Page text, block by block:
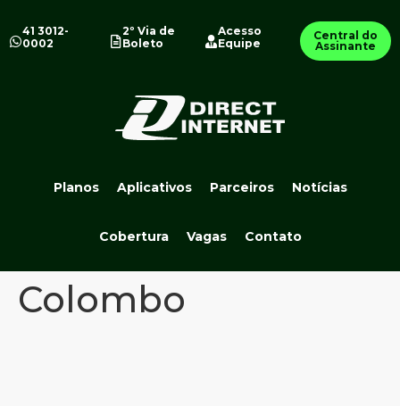
41 3012-
0002
2º Via de
Boleto
Acesso
Equipe
Central do
Assinante
Planos Aplicativos Parceiros Notícias
Cobertura Vagas Contato
Colombo